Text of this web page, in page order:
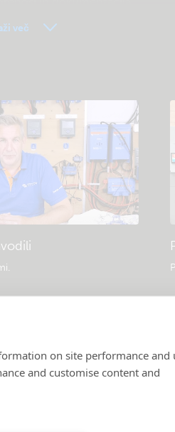
on site performance and
and customise content and
več
.